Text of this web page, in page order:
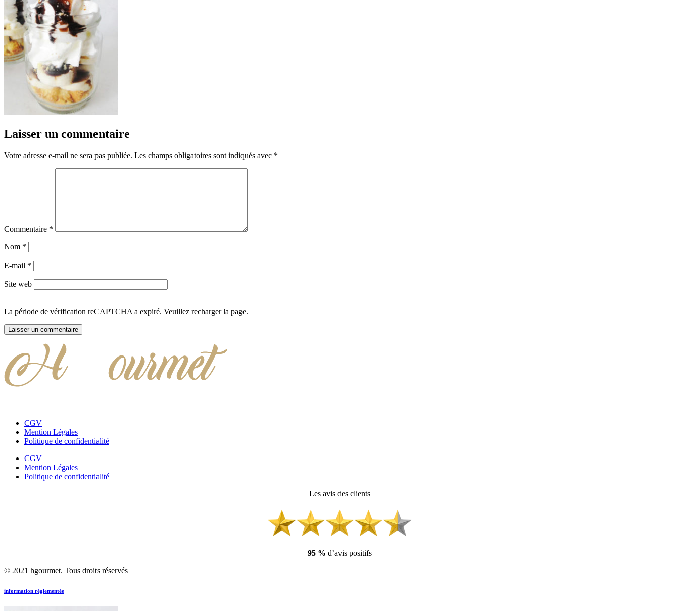
Laisser un commentaire
Votre adresse e-mail ne sera pas publiée. Les champs obligatoires sont indiqués avec *
Commentaire *
Nom *
E-mail *
Site web
La période de vérification reCAPTCHA a expiré. Veuillez recharger la page.
CGV
Mention Légales
Politique de confidentialité
CGV
Mention Légales
Politique de confidentialité
Les avis des clients
95 % d’avis positifs
© 2021 hgourmet. Tous droits réservés
information réglementée